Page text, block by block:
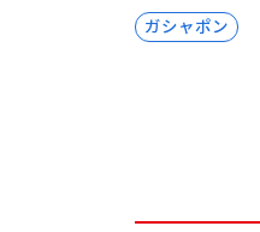
ガシャポン